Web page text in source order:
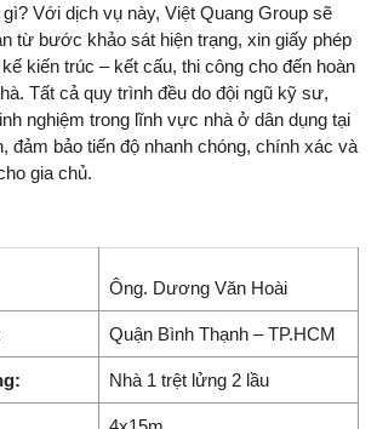
Với dịch vụ này, Việt Quang Group sẽ
từ bước khảo sát hiện trạng, xin giấy phép
kiến trúc – kết cấu, thi công cho đến hoàn
Tất cả quy trình đều do đội ngũ kỹ sư,
nghiệm trong lĩnh vực nhà ở dân dụng tại
đảm bảo tiến độ nhanh chóng, chính xác và
gia chủ.
Ông. Dương Văn Hoài
Quận Bình Thạnh – TP.HCM
Nhà 1 trệt lửng 2 lầu